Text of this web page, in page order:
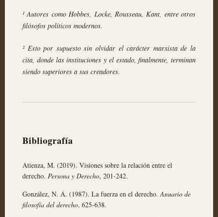
¹ Autores como Hobbes, Locke, Rousseau, Kant, entre otros
filósofos políticos modernos.
² Esto por supuesto sin olvidar el carácter marxista de la
cita, donde las instituciones y el estado, finalmente, terminan
siendo superiores a sus creadores.
Bibliografía
Atienza, M. (2019). Visiones sobre la relación entre el
derecho. Persona y Derecho, 201-242.
González, N. Á. (1987). La fuerza en el derecho. Anuario de
filosofía del derecho, 625-638.